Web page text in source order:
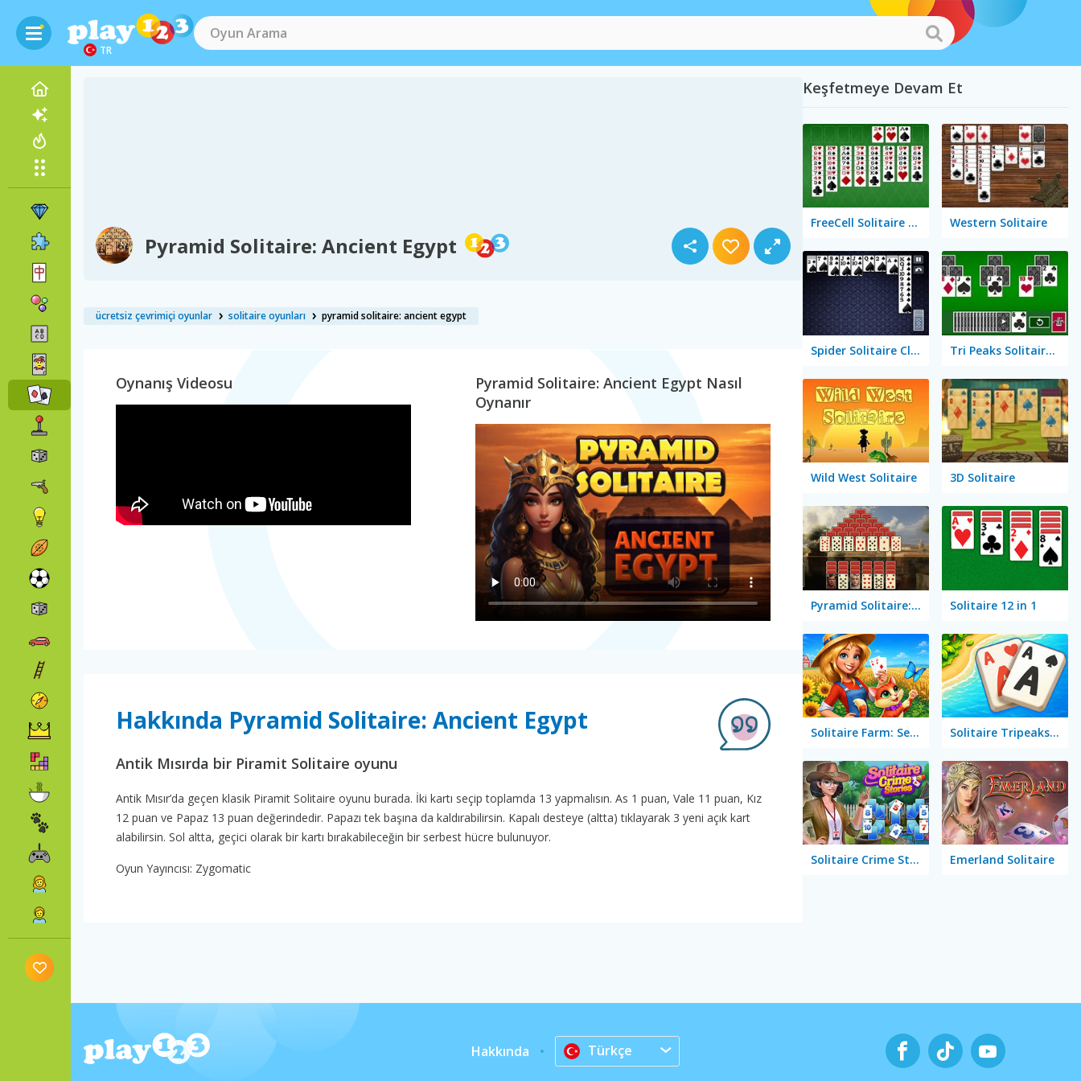
TR
Pyramid Solitaire: Ancient Egypt
ücretsiz çevrimiçi oyunlar solitaire oyunları pyramid solitaire: ancient egypt
Oynanış Videosu
Pyramid Solitaire: Ancient Egypt Nasıl
Oynanır
Hakkında Pyramid Solitaire: Ancient Egypt
Antik Mısırda bir Piramit Solitaire oyunu
Antik Mısır’da geçen klasik Piramit Solitaire oyunu burada. İki kartı seçip toplamda 13 yapmalısın. As 1 puan, Vale 11 puan, Kız
12 puan ve Papaz 13 puan değerindedir. Papazı tek başına da kaldırabilirsin. Kapalı desteye (altta) tıklayarak 3 yeni açık kart
alabilirsin. Sol altta, geçici olarak bir kartı bırakabileceğin bir serbest hücre bulunuyor.
Oyun Yayıncısı: Zygomatic
Keşfetmeye Devam Et
FreeCell Solitaire Classic Western Solitaire
Spider Solitaire Classic Tri Peaks Solitaire Classic
Wild West Solitaire 3D Solitaire
Pyramid Solitaire: Ancient Rome Solitaire 12 in 1
Solitaire Farm: Seasons 5 Solitaire Tripeaks Escapes
Solitaire Crime Stories Emerland Solitaire
Hakkında Türkçe